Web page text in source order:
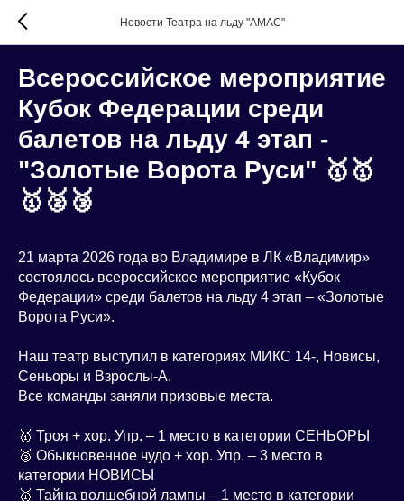
Новости Театра на льду "АМАС"
Всероссийское мероприятие
Кубок Федерации среди
балетов на льду 4 этап -
"Золотые Ворота Руси" 🥇🥇
🥇🥈🥉
21 марта 2026 года во Владимире в ЛК «Владимир»
состоялось всероссийское мероприятие «Кубок
Федерации» среди балетов на льду 4 этап – «Золотые
Ворота Руси».
Наш театр выступил в категориях МИКС 14-, Новисы,
Сеньоры и Взрослы-А.
Все команды заняли призовые места.
🥇 Троя + хор. Упр. – 1 место в категории СЕНЬОРЫ
🥉 Обыкновенное чудо + хор. Упр. – 3 место в
категории НОВИСЫ
🥇 Тайна волшебной лампы – 1 место в категории